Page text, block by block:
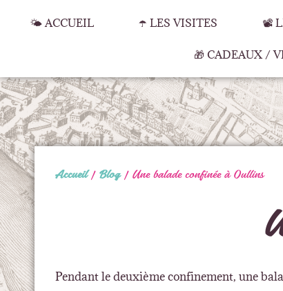
🌤️ ACCUEIL ☂️ LES VISITES 📽️
🎁 CADEAUX /
Accueil| Blog| Une balade confinée à Oullins
Pendant le deuxième confinement, une